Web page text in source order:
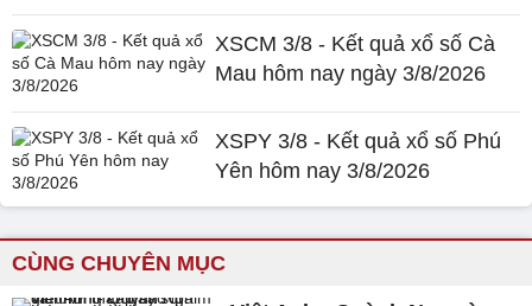
XSCM 3/8 - Kết quả xổ số Cà
Mau hôm nay ngày 3/8/2026
XSPY 3/8 - Kết quả xổ số Phú
Yên hôm nay 3/8/2026
CÙNG CHUYÊN MỤC